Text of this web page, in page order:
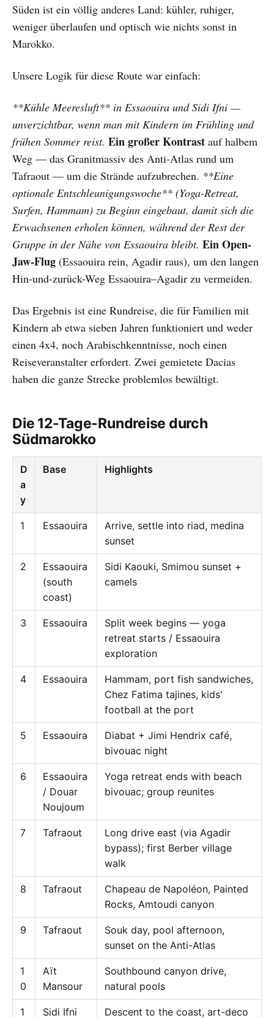
Süden ist ein völlig anderes Land: kühler, ruhiger,
weniger überlaufen und optisch wie nichts sonst in
Marokko.
Unsere Logik für diese Route war einfach:
**Kühle Meeresluft** in Essaouira und Sidi Ifni —
unverzichtbar, wenn man mit Kindern im Frühling und
frühen Sommer reist. Ein großer Kontrast auf halbem
Weg — das Granitmassiv des Anti-Atlas rund um
Tafraout — um die Strände aufzubrechen. **Eine
optionale Entschleunigungswoche** (Yoga-Retreat,
Surfen, Hammam) zu Beginn eingebaut, damit sich die
Erwachsenen erholen können, während der Rest der
Gruppe in der Nähe von Essaouira bleibt. Ein Open-
Jaw-Flug (Essaouira rein, Agadir raus), um den langen
Hin-und-zurück-Weg Essaouira–Agadir zu vermeiden.
Das Ergebnis ist eine Rundreise, die für Familien mit
Kindern ab etwa sieben Jahren funktioniert und weder
einen 4x4, noch Arabischkenntnisse, noch einen
Reiseveranstalter erfordert. Zwei gemietete Dacias
haben die ganze Strecke problemlos bewältigt.
Die 12-Tage-Rundreise durch
Südmarokko
D
a
y
Base Highlights
1 Essaouira
Arrive, settle into riad, medina
sunset
2
Essaouira
(south
coast)
Sidi Kaouki, Smimou sunset +
camels
3 Essaouira
Split week begins — yoga
retreat starts / Essaouira
exploration
4 Essaouira
Hammam, port fish sandwiches,
Chez Fatima tajines, kids'
football at the port
5 Essaouira
Diabat + Jimi Hendrix café,
bivouac night
6
Essaouira
/ Douar
Noujoum
Yoga retreat ends with beach
bivouac; group reunites
7 Tafraout
Long drive east (via Agadir
bypass); first Berber village
walk
8 Tafraout
Chapeau de Napoléon, Painted
Rocks, Amtoudi canyon
9 Tafraout
Souk day, pool afternoon,
sunset on the Anti-Atlas
1
0
Aït
Mansour
Southbound canyon drive,
natural pools
1 Sidi Ifni Descent to the coast, art-deco